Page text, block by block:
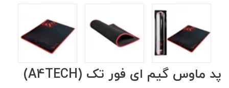
پد ماوس گیم ای فور تک (A4TECH)